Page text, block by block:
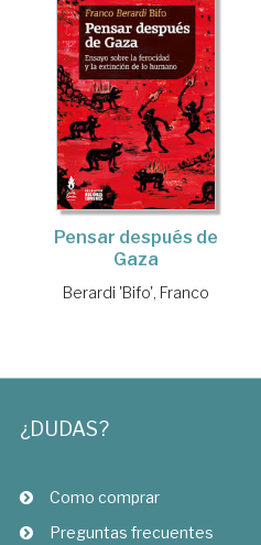
Pensar después de
Gaza
Berardi 'Bifo', Franco
¿DUDAS?
Como comprar
Preguntas frecuentes